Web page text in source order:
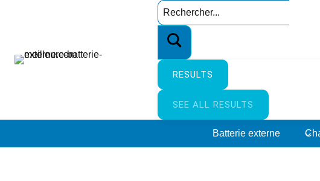
Search
…
RESULTS
SEE ALL RESULTS
Batterie externe